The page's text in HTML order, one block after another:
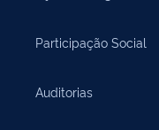
Participação Social
Auditorias